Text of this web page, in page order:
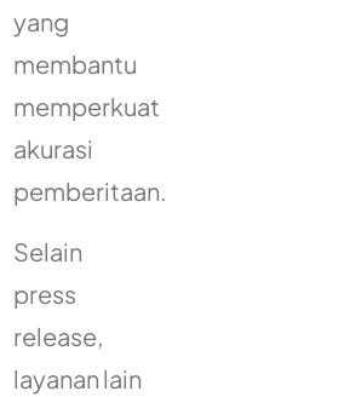
yang
membantu
memperkuat
akurasi
pemberitaan.
Selain
press
release,
layanan lain